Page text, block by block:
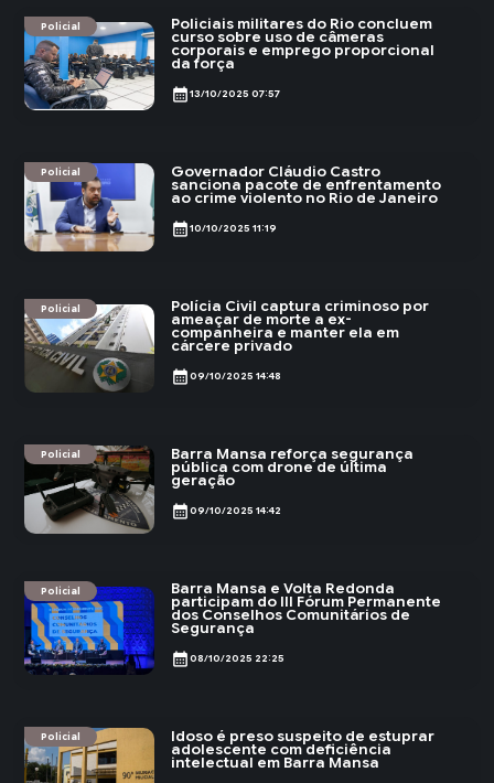
Policial Policiais militares do Rio concluem
curso sobre uso de câmeras
corporais e emprego proporcional
da força
calendar_month13/10/2025 07:57
Policial Governador Cláudio Castro
sanciona pacote de enfrentamento
ao crime violento no Rio de Janeiro
calendar_month10/10/2025 11:19
Policial Polícia Civil captura criminoso por
ameaçar de morte a ex-
companheira e manter ela em
cárcere privado
calendar_month09/10/2025 14:48
Policial Barra Mansa reforça segurança
pública com drone de última
geração
calendar_month09/10/2025 14:42
Policial Barra Mansa e Volta Redonda
participam do III Fórum Permanente
dos Conselhos Comunitários de
Segurança
calendar_month08/10/2025 22:25
Policial Idoso é preso suspeito de estuprar
adolescente com deficiência
intelectual em Barra Mansa